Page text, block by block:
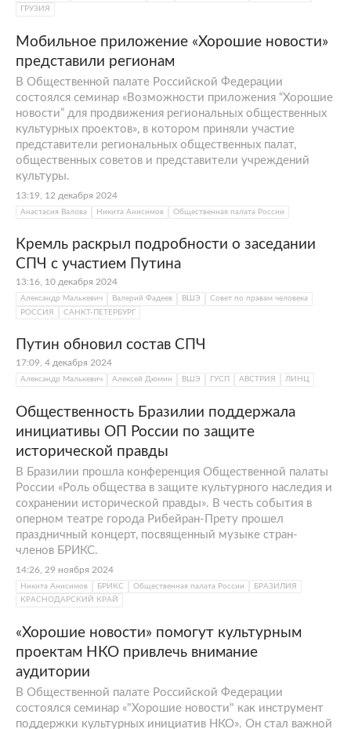
ГРУЗИЯ
Мобильное приложение «Хорошие новости»
представили регионам
В Общественной палате Российской Федерации
состоялся семинар «Возможности приложения “Хорошие
новости” для продвижения региональных общественных
культурных проектов», в котором приняли участие
представители региональных общественных палат,
общественных советов и представители учреждений
культуры.
13:19, 12 декабря 2024
Анастасия Валова Никита Анисимов Общественная палата России
Кремль раскрыл подробности о заседании
СПЧ с участием Путина
13:16, 10 декабря 2024
Александр Малькевич Валерий Фадеев ВШЭ
Совет по правам человека
РОССИЯ
САНКТ-ПЕТЕРБУРГ
Путин обновил состав СПЧ
17:09, 4 декабря 2024
Александр Малькевич Алексей Дюмин ВШЭ ГУСП АВСТРИЯ ЛИНЦ
Общественность Бразилии поддержала
инициативы ОП России по защите
исторической правды
В Бразилии прошла конференция Общественной палаты
России «Роль общества в защите культурного наследия и
сохранении исторической правды». В честь события в
оперном театре города Рибейран-Прету прошел
праздничный концерт, посвященный музыке стран-
членов БРИКС.
14:26, 29 ноября 2024
Никита Анисимов БРИКС Общественная палата России
БРАЗИЛИЯ
КРАСНОДАРСКИЙ КРАЙ
«Хорошие новости» помогут культурным
проектам НКО привлечь внимание
аудитории
В Общественной палате Российской Федерации
состоялся семинар «"Хорошие новости" как инструмент
поддержки культурных инициатив НКО». Он стал важной